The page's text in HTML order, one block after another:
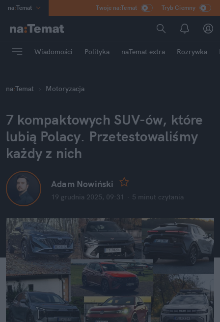
na:Temat
Poland
mama
Rozrywka
Twoje na:Temat Tryb Ciemny
Wiadomości Polityka naTemat extra Rozrywka
na:Temat Motoryzacja
7 kompaktowych SUV-ów, które
lubią Polacy. Przetestowaliśmy
każdy z nich
Adam Nowiński
19 grudnia 2025, 09:31 · 5 minut czytania